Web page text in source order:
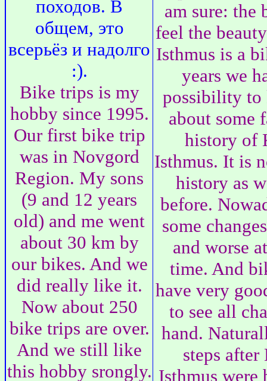
походов. В
общем, это
всерьёз и надолго
:).
Bike trips is my
hobby since 1995.
Our first bike trip
was in Novgord
Region. My sons
(9 and 12 years
old) and me went
about 30 km by
our bikes. And we
did really like it.
Now about 250
bike trips are over.
And we still like
this hobby srongly.
am sure: the
feel the
Isthmus is a
years we
possibility to
about some
history of
Isthmus. It is
history as
before.
some
and worse
time. And
have very
to see all
hand.
steps
Isthmus